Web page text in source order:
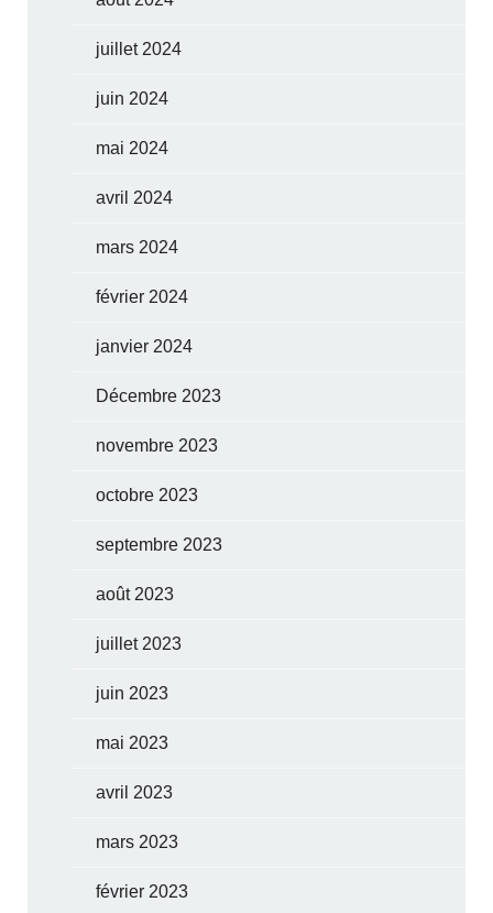
juillet 2024
juin 2024
mai 2024
avril 2024
mars 2024
février 2024
janvier 2024
Décembre 2023
novembre 2023
octobre 2023
septembre 2023
août 2023
juillet 2023
juin 2023
mai 2023
avril 2023
mars 2023
février 2023